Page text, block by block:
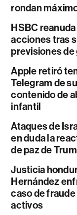
rondan
HSBC
acciones tras
previsiones de
Apple retiró
Telegram de
contenido de
infantil
Ataques de
en duda la
de paz de
Justicia
Hernández
caso de fraude
activos